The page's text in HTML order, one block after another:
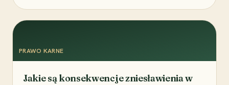
PRAWO KARNE
Jakie są konsekwencje zniesławienia w